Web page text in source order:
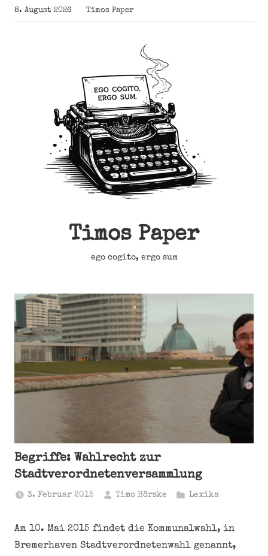
Zum
Inhalt
8. August 2026 Timos Paper
Timos Paper
ego cogito, ergo sum
Begriffe: Wahlrecht zur
Stadtverordnetenversammlung
3. Februar 2015 Timo Hörske Lexika
Am 10. Mai 2015 findet die Kommunalwahl, in
Bremerhaven Stadtverordnetenwahl genannt,